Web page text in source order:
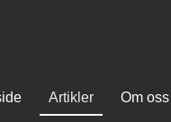
Artikler Om oss